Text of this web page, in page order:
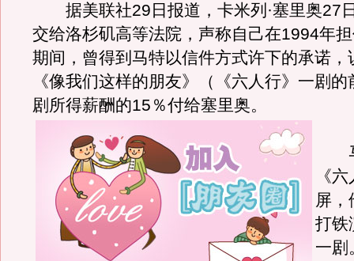
据美联社29日报道，卡米列·塞里奥27
交给洛杉矶高等法院，声称自己在1994年
期间，曾得到马特以信件方式许下的承诺，
《像我们这样的朋友》（《六人行》一剧
剧所得薪酬的15％付给塞里奥。
马
《
屏，
打铁
一剧